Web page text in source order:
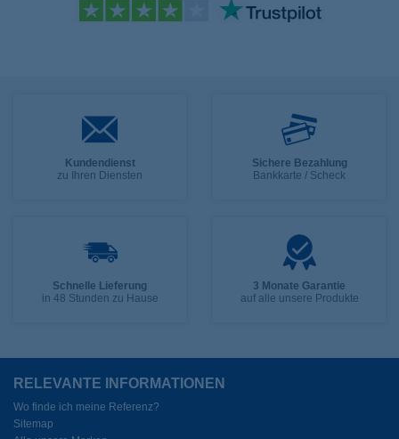
Kundendienst
zu Ihren Diensten
Sichere Bezahlung
Bankkarte / Scheck
Schnelle Lieferung
in 48 Stunden zu Hause
3 Monate Garantie
auf alle unsere Produkte
RELEVANTE INFORMATIONEN
Wo finde ich meine Referenz?
Sitemap